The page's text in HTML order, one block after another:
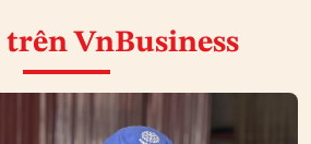
trên VnBusiness